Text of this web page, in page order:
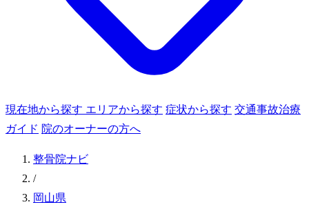
現在地から探す エリアから探す 症状から探す 交通事故治療
ガイド 院のオーナーの方へ
整骨院ナビ
/
岡山県